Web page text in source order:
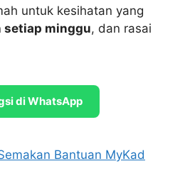
untuk kesihatan yang
setiap minggu, dan rasai
di WhatsApp
Bantuan MyKad